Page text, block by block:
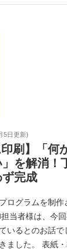
5日更新)
印刷】「何
を解消！
完成
ログラムを制作
当者様は、今
いるとのお話で
ました。 表紙